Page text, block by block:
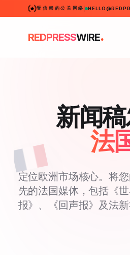
受信赖的公关网络
REDPRESSWIRE.
新闻
法
定位欧洲市场核心。将
先的法国媒体，包括《
报》、《回声报》及法新